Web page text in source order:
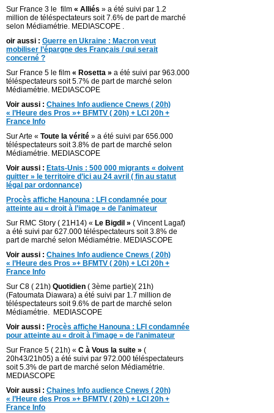
Sur France 3 le film « Alliés » a été suivi par 1.2
million de téléspectateurs soit 7.6% de part de marché
selon Médiamétrie. MEDIASCOPE .
oir aussi : Guerre en Ukraine : Macron veut
mobiliser l’épargne des Français / qui serait
concerné ?
Sur France 5 le film « Rosetta » a été suivi par 963.000
téléspectateurs soit 5.7% de part de marché selon
Médiamétrie. MEDIASCOPE
Voir aussi : Chaines Info audience Cnews ( 20h)
« l’Heure des Pros »+ BFMTV ( 20h) + LCI 20h +
France Info
Sur Arte « Toute la vérité » a été suivi par 656.000
téléspectateurs soit 3.8% de part de marché selon
Médiamétrie. MEDIASCOPE
Voir aussi : Etats-Unis : 500 000 migrants « doivent
quitter » le territoire d’ici au 24 avril ( fin au statut
légal par ordonnance)
Procès affiche Hanouna : LFI condamnée pour
atteinte au « droit à l’image » de l’animateur
Sur RMC Story ( 21H14) « Le Bigdil » ( Vincent Lagaf)
a été suivi par 627.000 téléspectateurs soit 3.8% de
part de marché selon Médiamétrie. MEDIASCOPE
Voir aussi : Chaines Info audience Cnews ( 20h)
« l’Heure des Pros »+ BFMTV ( 20h) + LCI 20h +
France Info
Sur C8 ( 21h) Quotidien ( 3ème partie)( 21h)
(Fatoumata Diawara) a été suivi par 1.7 million de
téléspectateurs soit 9.6% de part de marché selon
Médiamétrie. MEDIASCOPE
Voir aussi : Procès affiche Hanouna : LFI condamnée
pour atteinte au « droit à l’image » de l’animateur
Sur France 5 ( 21h) « C à Vous la suite » (
20h43/21h05) a été suivi par 972.000 téléspectateurs
soit 5.3% de part de marché selon Médiamétrie.
MEDIASCOPE
Voir aussi : Chaines Info audience Cnews ( 20h)
« l’Heure des Pros »+ BFMTV ( 20h) + LCI 20h +
France Info